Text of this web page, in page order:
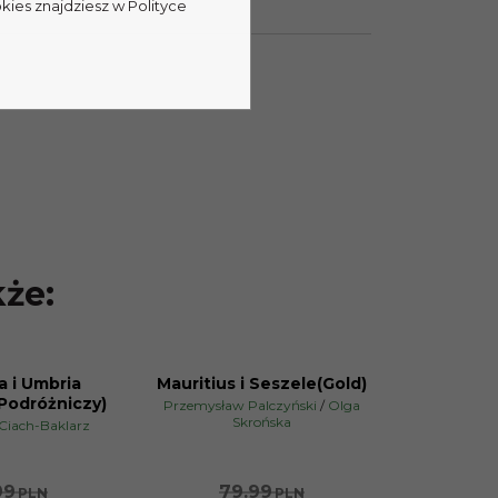
i Umbria
Baklarz
PLN
PROMOCJA
Mauritius i Seszele(Gold)
Przemysław Palczyński / Olga
Skrońska
79.99PLN
znajdziesz w Polityce